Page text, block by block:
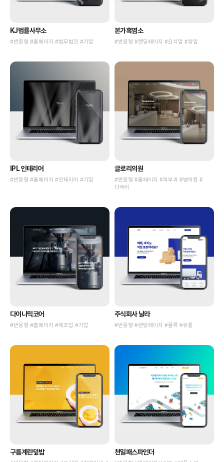
KJ법률사무소
#반응형 #홈페이지 #법무법인 #기업
본가흑염소
#반응형 #랜딩페이지 #요식업 #창업
IPL 인테리어
#반응형 #홈페이지 #인테리어 #기업
글로리의원
#반응형 #홈페이지 #피부과 #병의원 #
다국어
다이나믹코어
#반응형 #홈페이지 #제조업 #기업
주식회사 날라
#반응형 #랜딩페이지 #물류 #유통
구름계란덮밥 천일패스파인더